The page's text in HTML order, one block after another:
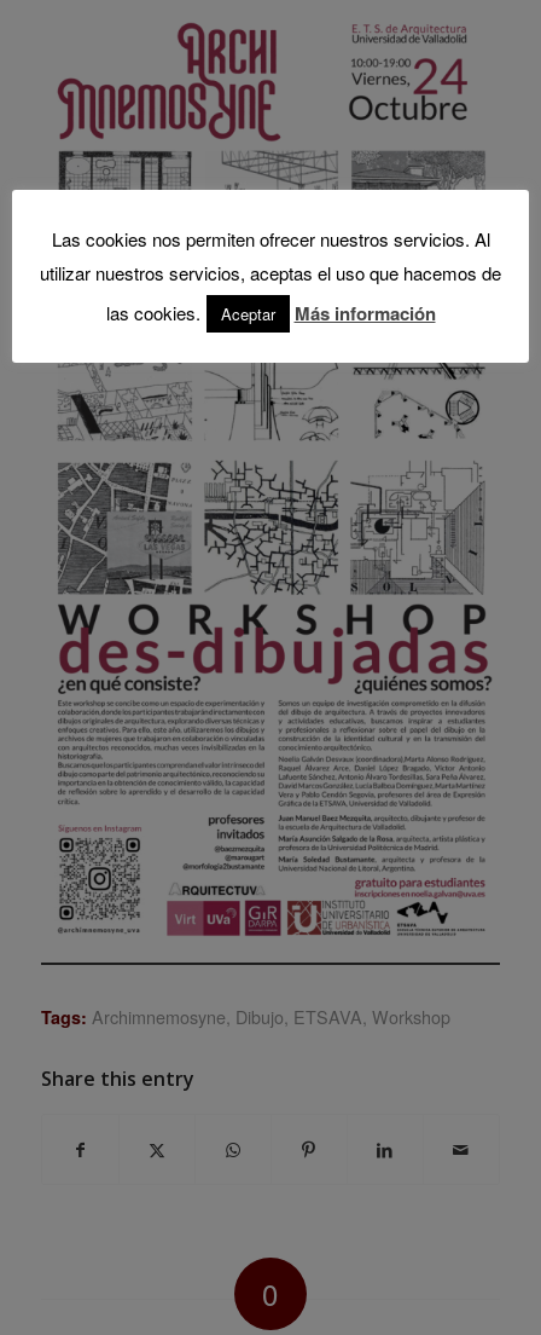
Tags: Archimnemosyne Dibujo ETSAVA Workshop
Share this entry
0
Las cookies nos permiten ofrecer nuestros servicios. Al
utilizar nuestros servicios, aceptas el uso que hacemos de
las cookies.
Aceptar Más información